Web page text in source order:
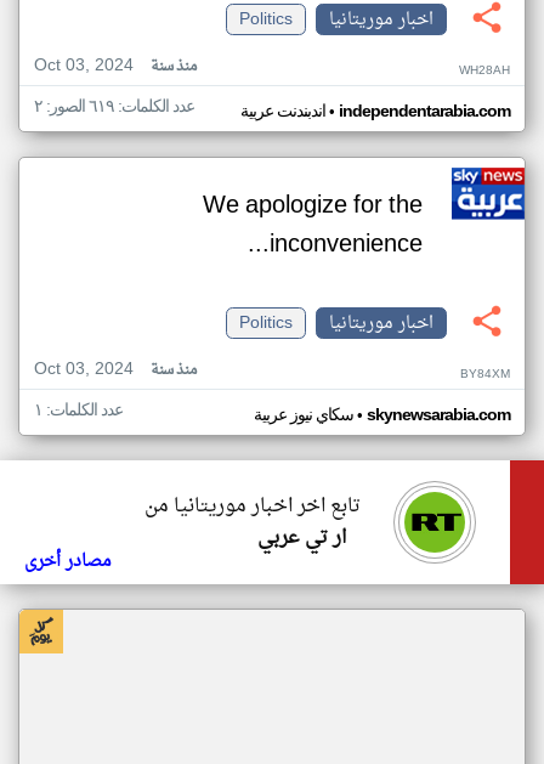
اخبار موريتانيا
Politics
Oct 03, 2024
منذ سنة WH28AH
اندبندنت عربية• independentarabia.com عدد الكلمات: ٦١٩ الصور: ٢
We apologize for the
inconvenience...
اخبار موريتانيا
Politics
Oct 03, 2024
منذ سنة BY84XM
سكاي نيوز عربية• skynewsarabia.com عدد الكلمات: ١
تابع اخر اخبار موريتانيا من
ار تي عربي
مصادر أخرى